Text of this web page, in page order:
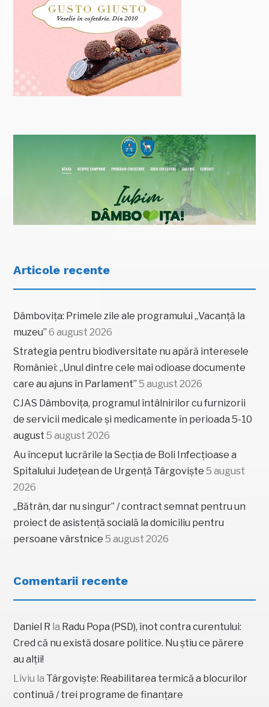
Articole recente
Dâmbovița: Primele zile ale programului „Vacanță la
muzeu” 6 august 2026
Strategia pentru biodiversitate nu apără interesele
României: „Unul dintre cele mai odioase documente
care au ajuns în Parlament” 5 august 2026
CJAS Dâmbovița, programul întâlnirilor cu furnizorii
de servicii medicale și medicamente în perioada 5-10
august 5 august 2026
Au început lucrările la Secția de Boli Infecțioase a
Spitalului Județean de Urgență Târgoviște 5 august
2026
„Bătrân, dar nu singur” / contract semnat pentru un
proiect de asistență socială la domiciliu pentru
persoane vârstnice 5 august 2026
Comentarii recente
Daniel R la Radu Popa (PSD), înot contra curentului:
Cred că nu există dosare politice. Nu știu ce părere
au alții!
Liviu la Târgoviște: Reabilitarea termică a blocurilor
continuă / trei programe de finanțare